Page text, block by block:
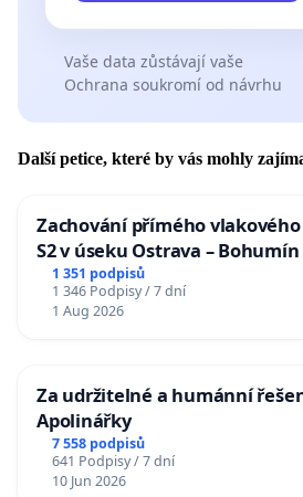
Vaše data zůstávají vaše
Ochrana soukromí od návrhu
Další petice, které by vás mohly
Zachování přímého
S2 v úseku Ostrava –
u Jablunkova
1 351 podpisů
1 346 Podpisy / 7 dní
1 Aug 2026
Za udržitelné a humánní
Apolinářky
7 558 podpisů
641 Podpisy / 7 dní
10 Jun 2026